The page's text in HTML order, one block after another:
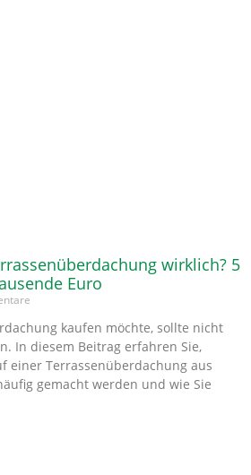
wirklich? 5
Euro
kaufen möchte, sollte nicht
In diesem Beitrag erfahren Sie,
einer Terrassenüberdachung aus
gemacht werden und wie Sie